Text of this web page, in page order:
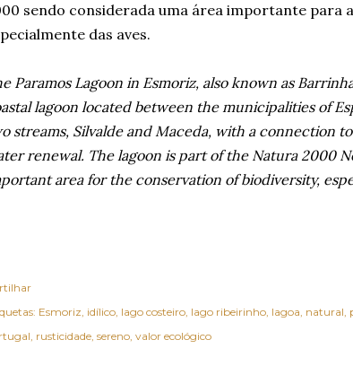
sendo considerada uma área importante para
das aves.
Paramos Lagoon in Esmoriz, also known as
lagoon located between the municipalities of
streams, Silvalde and Maceda, with a connection
renewal. The lagoon is part of the Natura 2000
area for the conservation of biodiversity,
Esmoriz idílico lago costeiro lago ribeirinho lagoa natural
rusticidade sereno valor ecológico